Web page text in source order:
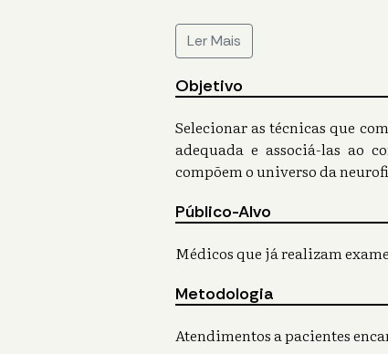
Ler Mais
Objetivo
Selecionar as técnicas que
adequada e associá-las ao
compõem o universo da
Público-Alvo
Médicos que já realizam
Metodologia
Atendimentos a pacientes